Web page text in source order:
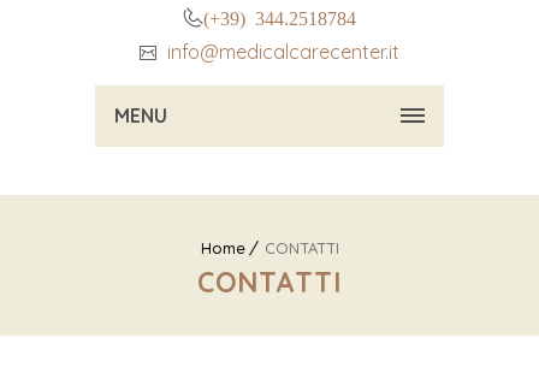
(+39) 344.2518784
info@medicalcarecenter.it
MENU
Home CONTATTI
CONTATTI